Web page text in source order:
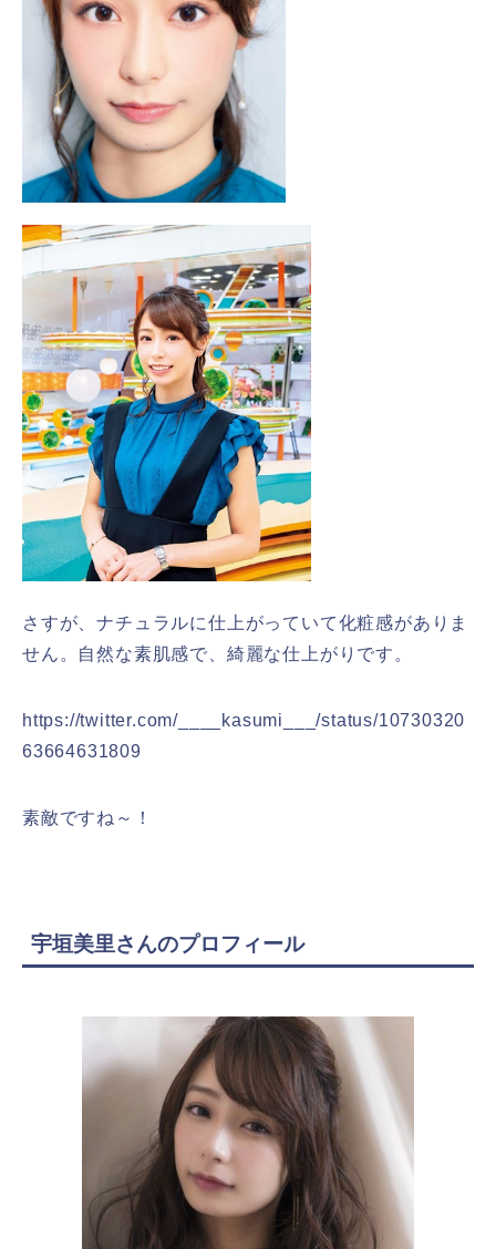
さすが、ナチュラルに仕上がっていて化粧感がありま
せん。自然な素肌感で、綺麗な仕上がりです。
https://twitter.com/____kasumi___/status/10730320
63664631809
素敵ですね～！
宇垣美里さんのプロフィール